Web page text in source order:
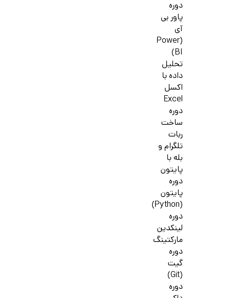
دوره
پاور بی
آی
(Power
BI)
تحلیل
داده با
اکسل
Excel
دوره
ساخت
ربات
تلگرام و
بله با
پایتون
دوره
پایتون
(Python)
دوره
لینکدین
مارکتینگ
دوره
گیت
(Git)
دوره